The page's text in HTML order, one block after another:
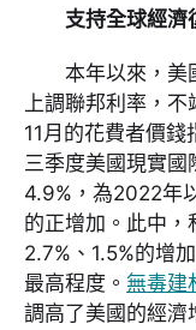
支持全球經濟
本年以來，美
上調聯邦利率，不
11月的花費者價錢
三季度美國現實國
4.9%，為2022年
的正增加。此中，
2.7%、1.5%的增
最高程度。 無毒建
調高了美國的經濟